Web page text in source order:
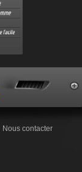
Nous contacter